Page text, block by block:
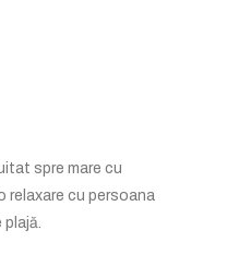
spre mare cu
relaxare cu persoana
plajă.